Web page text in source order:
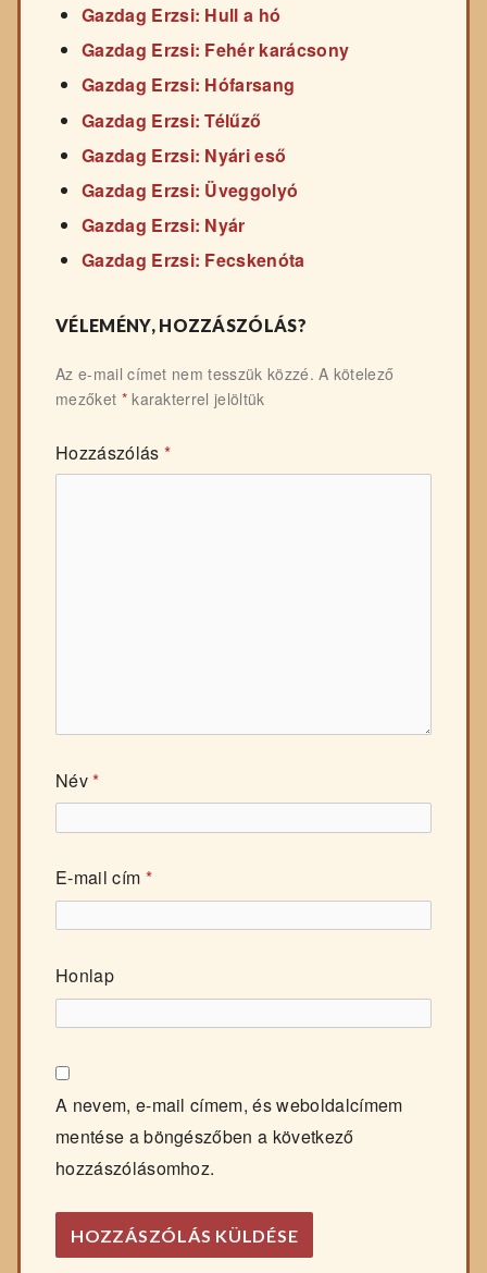
Gazdag Erzsi: Hull a hó
Gazdag Erzsi: Fehér karácsony
Gazdag Erzsi: Hófarsang
Gazdag Erzsi: Télűző
Gazdag Erzsi: Nyári eső
Gazdag Erzsi: Üveggolyó
Gazdag Erzsi: Nyár
Gazdag Erzsi: Fecskenóta
VÉLEMÉNY, HOZZÁSZÓLÁS?
Az e-mail címet nem tesszük közzé. A kötelező
mezőket *karakterrel jelöltük
Hozzászólás *
Név*
E-mail cím *
Honlap
A nevem, e-mail címem, és weboldalcímem
mentése a böngészőben a következő
hozzászólásomhoz.